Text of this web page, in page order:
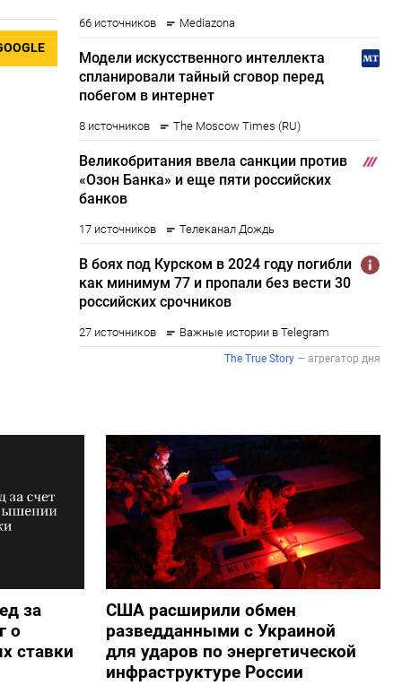
за
о
ставки
США расширили обмен
разведданными с Украиной
для ударов по энергетической
инфраструктуре России